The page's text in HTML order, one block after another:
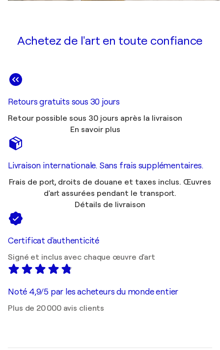
Achetez de l'art en toute confiance
Retours gratuits sous 30 jours
Retour possible sous 30 jours après la livraison
En savoir plus
Livraison internationale. Sans frais supplémentaires.
Frais de port, droits de douane et taxes inclus. Œuvres
d'art assurées pendant le transport.
Détails de livraison
Certificat d'authenticité
Signé et inclus avec chaque œuvre d'art
Noté 4,9/5 par les acheteurs du monde entier
Plus de 20 000 avis clients